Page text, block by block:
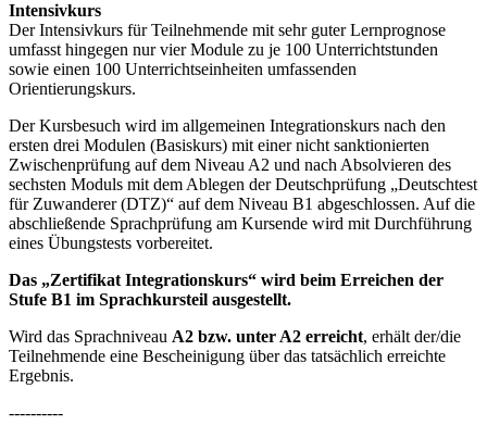
Intensivkurs
Der Intensivkurs für Teilnehmende mit sehr guter Lernprognose
umfasst hingegen nur vier Module zu je 100 Unterrichtstunden
sowie einen 100 Unterrichtseinheiten umfassenden
Orientierungskurs.
Der Kursbesuch wird im allgemeinen Integrationskurs nach den
ersten drei Modulen (Basiskurs) mit einer nicht sanktionierten
Zwischenprüfung auf dem Niveau A2 und nach Absolvieren des
sechsten Moduls mit dem Ablegen der Deutschprüfung „Deutschtest
für Zuwanderer (DTZ)“ auf dem Niveau B1 abgeschlossen. Auf die
abschließende Sprachprüfung am Kursende wird mit Durchführung
eines Übungstests vorbereitet.
Das „Zertifikat Integrationskurs“ wird beim Erreichen der
Stufe B1 im Sprachkursteil ausgestellt.
Wird das Sprachniveau A2 bzw. unter A2 erreicht, erhält der/die
Teilnehmende eine Bescheinigung über das tatsächlich erreichte
Ergebnis.
----------